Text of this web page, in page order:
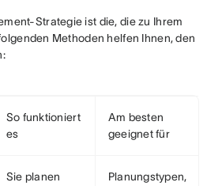
Strategie ist die, die zu Ihrem
Methoden helfen Ihnen, den
So funktioniert
es
Am besten
geeignet für
Sie planen
Planungstypen,